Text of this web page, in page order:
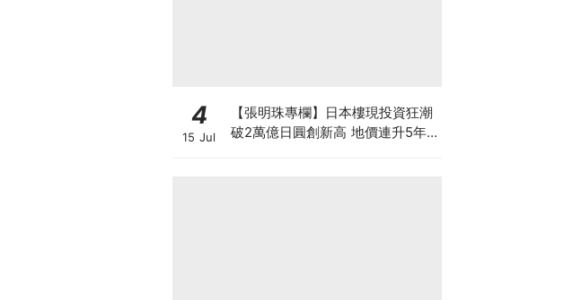
4
15 Jul
【張明珠專欄】日本樓現投資狂潮
破2萬億日圓創新高 地價連升5年